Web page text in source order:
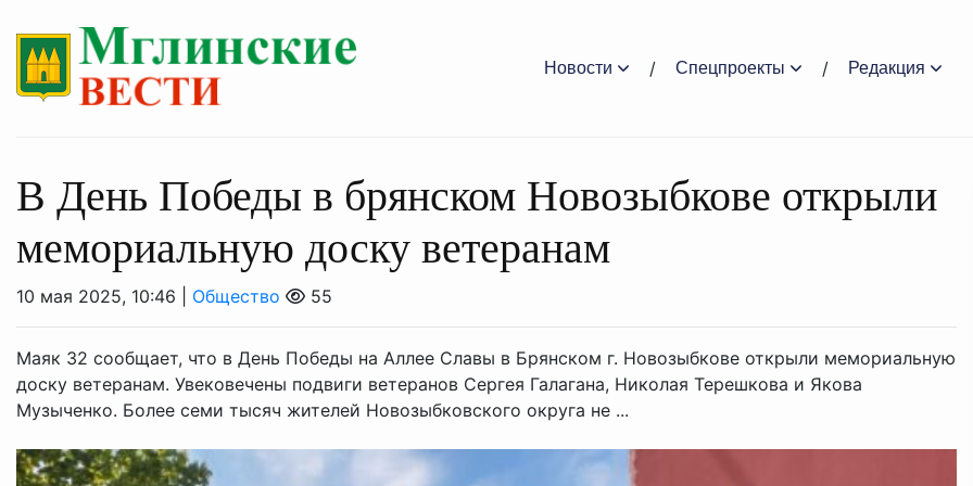
Новости Спецпроекты Редакция
В День Победы в брянском Новозыбкове открыли
мемориальную доску ветеранам
10 мая 2025, 10:46 | Общество 55
Маяк 32 сообщает, что в День Победы на Аллее Славы в Брянском г. Новозыбкове открыли мемориальную
доску ветеранам. Увековечены подвиги ветеранов Сергея Галагана, Николая Терешкова и Якова
Музыченко. Более семи тысяч жителей Новозыбковского округа не ...